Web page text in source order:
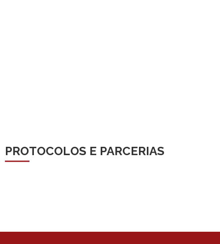
PROTOCOLOS E PARCERIAS